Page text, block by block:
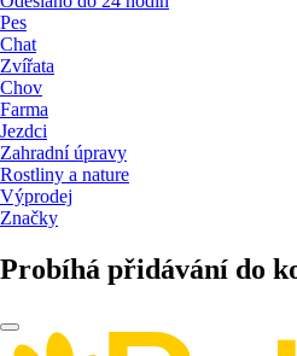
Pes
Chat
Zvířata
Chov
Farma
Jezdci
Zahradní úpravy
Rostliny a nature
Výprodej
Značky
Probíhá přidávání do